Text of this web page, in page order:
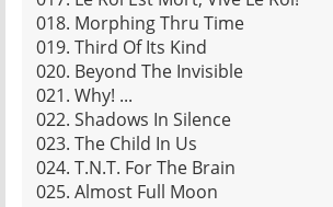
018. Morphing Thru Time
019. Third Of Its Kind
020. Beyond The Invisible
021. Why! ...
022. Shadows In Silence
023. The Child In Us
024. T.N.T. For The Brain
025. Almost Full Moon